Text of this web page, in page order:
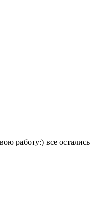
работу:) все остались